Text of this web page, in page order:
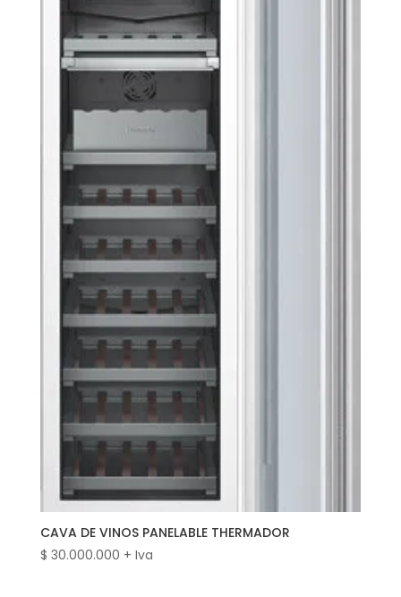
CAVA DE VINOS PANELABLE THERMADOR
$ 30.000.000 + Iva